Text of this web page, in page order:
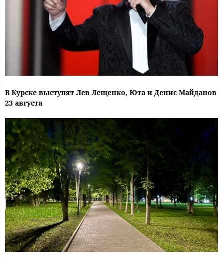
В Курске выступят Лев Лещенко, Юта и Денис Майданов
23 августа